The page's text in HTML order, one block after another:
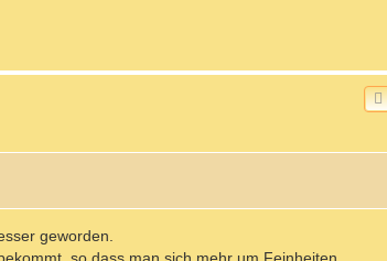
geworden.
so dass man sich mehr um Feinheiten